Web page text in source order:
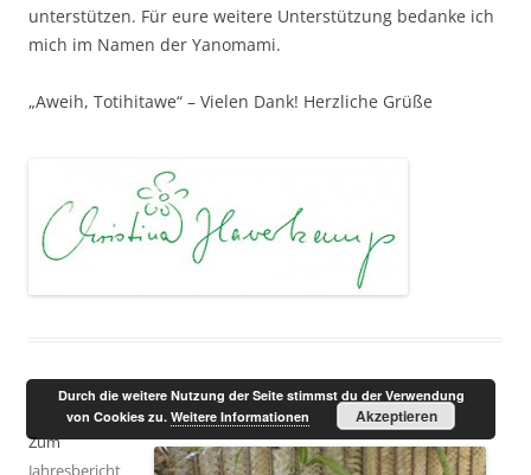
unterstützen. Für eure weitere Unterstützung bedanke ich
mich im Namen der Yanomami.
„Aweih, Totihitawe“ – Vielen Dank! Herzliche Grüße
Zum
Jahresbericht
Durch die weitere Nutzung der Seite stimmst du der Verwendung
von Cookies zu.Weitere Informationen Akzeptieren